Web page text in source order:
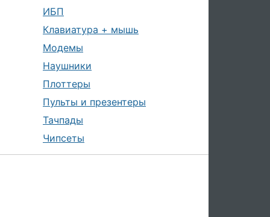
ИБП
Клавиатура + мышь
Модемы
Наушники
Плоттеры
Пульты и презентеры
Тачпады
Чипсеты